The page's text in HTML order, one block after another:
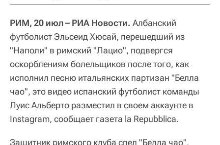
РИМ, 20 июл – РИА Новости. Албанский
футболист Эльсеид Хюсай, перешедший из
"Наполи" в римский "Лацио", подвергся
оскорблениям болельщиков после того, как
исполнил песню итальянских партизан "Белла
чао", это видео испанский футболист команды
Луис Альберто разместил в своем аккаунте в
Instagram, сообщает газета la Repubblica.
Защитник римского клуба спел "Белла чао",